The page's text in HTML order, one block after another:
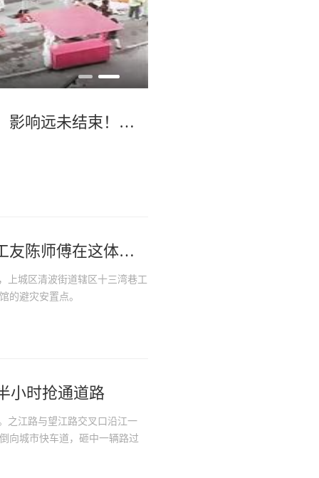
台风“白海豚”在浙江乐清二次登陆，影响远未结束！中央气象台继续发布台风红色预警，浙江局地强降雨或具有极端性
上城安置点里“花式”服务多，安徽工友陈师傅在这体验了人生头一回艾灸
上城区清波街道辖区十三湾巷工
的避灾安置点。
小时抢通道路
之江路与望江路交叉口沿江一
向城市快车道，砸中一辆路过